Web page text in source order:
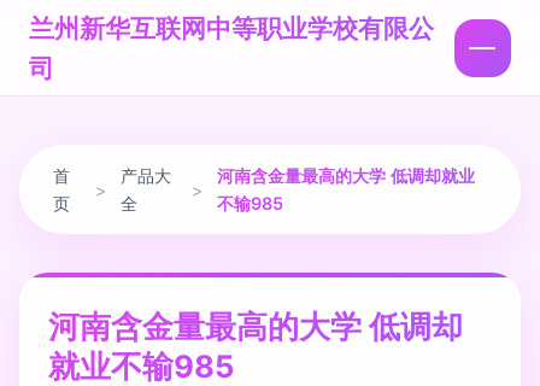
兰州新华互联网中等职业学校有限公
司
首
页
>
产品大
全
>
河南含金量最高的大学 低调却就业
不输985
河南含金量最高的大学 低调却
就业不输985